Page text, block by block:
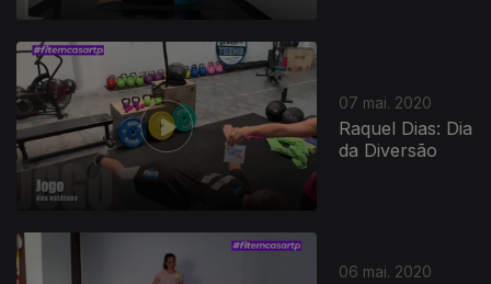
07 mai. 2020
Raquel Dias: Dia
da Diversão
06 mai. 2020
470342